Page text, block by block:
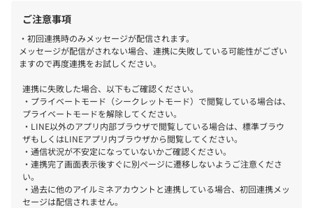
ご注意事項
・初回連携時のみメッセージが配信されます。
メッセージが配信がされない場合、連携に失敗している可能性がござい
ますので再度連携をお試しください。
連携に失敗した場合、以下もご確認ください。
・プライベートモード（シークレットモード）で閲覧している場合は、
プライベートモードを解除してください。
・LINE以外のアプリ内部ブラウザで閲覧している場合は、標準ブラウ
ザもしくはLINEアプリ内ブラウザから閲覧してください。
・通信状況が不安定になっていないかご確認ください。
・連携完了画面表示後すぐに別ページに遷移しないようご注意くださ
い。
・過去に他のアイルミネアカウントと連携している場合、初回連携メッ
セージは配信されません。